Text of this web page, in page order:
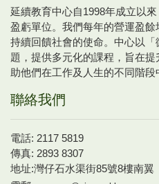
延續教育中心自1998年成立以
盈虧單位。我們每年的營運盈
持續回饋社會的使命。中心以
題，提供多元化的課程，旨在
助他們在工作及人生的不同階段
聯絡我們
電話: 2117 5819
傳真: 2893 8307
地址:灣仔石水渠街85號8樓南翼